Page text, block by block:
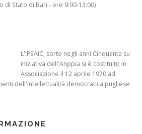
di Stato di Bari - ore 9:00-13:00)
L'IPSAIC, sorto negli anni Cinquanta su
iniziativa dell'Anppia si è costituito in
Associazione il 12 aprile 1970 ad
dell'intellettualità democratica pugliese